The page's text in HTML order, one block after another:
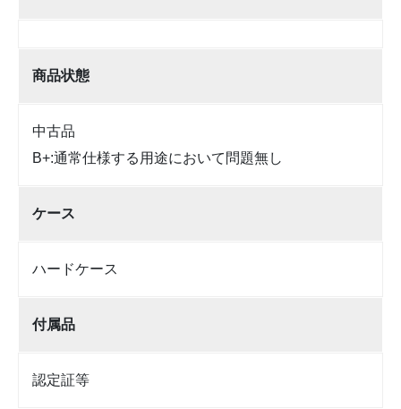
商品状態
中古品
B+:通常仕様する用途において問題無し
ケース
ハードケース
付属品
認定証等